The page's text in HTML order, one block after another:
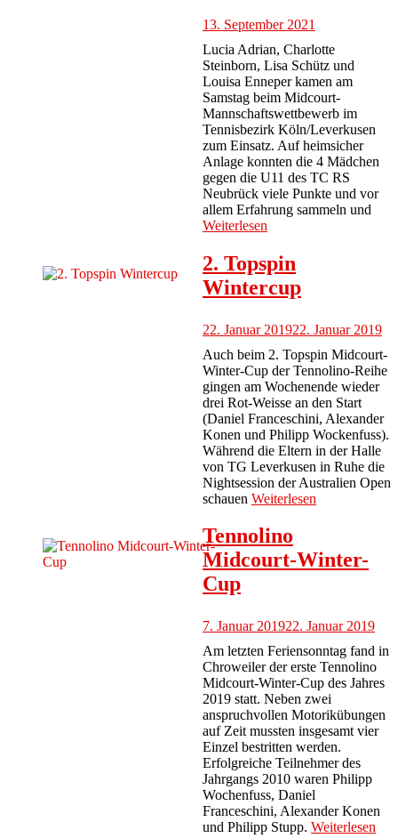
13. September 2021
Lucia Adrian, Charlotte
Steinborn, Lisa Schütz und
Louisa Enneper kamen am
Samstag beim Midcourt-
Mannschaftswettbewerb im
Tennisbezirk Köln/Leverkusen
zum Einsatz. Auf heimsicher
Anlage konnten die 4 Mädchen
gegen die U11 des TC RS
Neubrück viele Punkte und vor
allem Erfahrung sammeln und
Weiterlesen
2. Topspin
Wintercup
22. Januar 201922. Januar 2019
Auch beim 2. Topspin Midcourt-
Winter-Cup der Tennolino-Reihe
gingen am Wochenende wieder
drei Rot-Weisse an den Start
(Daniel Franceschini, Alexander
Konen und Philipp Wockenfuss).
Während die Eltern in der Halle
von TG Leverkusen in Ruhe die
Nightsession der Australien Open
schauen Weiterlesen
Tennolino
Midcourt-Winter-
Cup
7. Januar 201922. Januar 2019
Am letzten Feriensonntag fand in
Chroweiler der erste Tennolino
Midcourt-Winter-Cup des Jahres
2019 statt. Neben zwei
anspruchvollen Motorikübungen
auf Zeit mussten insgesamt vier
Einzel bestritten werden.
Erfolgreiche Teilnehmer des
Jahrgangs 2010 waren Philipp
Wochenfuss, Daniel
Franceschini, Alexander Konen
und Philipp Stupp. Weiterlesen